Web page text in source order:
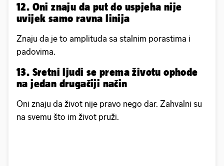
12. Oni znaju da put do uspjeha nije
uvijek samo ravna linija
Znaju da je to amplituda sa stalnim porastima i
padovima.
13. Sretni ljudi se prema životu ophode
na jedan drugačiji način
Oni znaju da život nije pravo nego dar. Zahvalni su
na svemu što im život pruži.